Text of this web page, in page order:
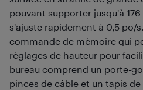
pouvant supporter jusqu'à
s'ajuste rapidement à 0,5 po/
commande de mémoire qui
réglages de hauteur pour
bureau comprend un porte-
pinces de câble et un tapis